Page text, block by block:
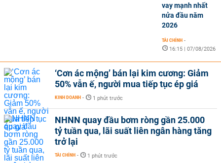
vay mạnh nhất
nửa đầu năm
2026
TÀI CHÍNH -
16:15 | 07/08/2026
‘Cơn ác mộng’ bán lại kim cương: Giảm
50% vẫn ế, người mua tiếp tục ép giá
KINH DOANH - 1 phút trước
NHNN quay đầu bơm ròng gần 25.000
tỷ tuần qua, lãi suất liên ngân hàng tăng
trở lại
TÀI CHÍNH - 1 phút trước